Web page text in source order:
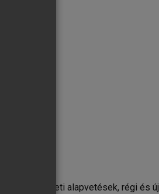
elméleti alapvetések, régi és új